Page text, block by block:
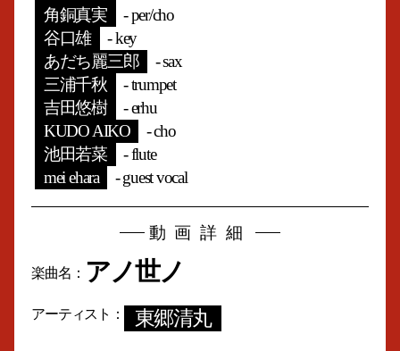
角銅真実
- per/cho
谷口雄
- key
あだち麗三郎
- sax
三浦千秋
- trumpet
吉田悠樹
- erhu
KUDO AIKO
- cho
池田若菜
- flute
mei ehara
- guest vocal
動画詳細
楽曲名 アノ世ノ
アーティスト 東郷清丸